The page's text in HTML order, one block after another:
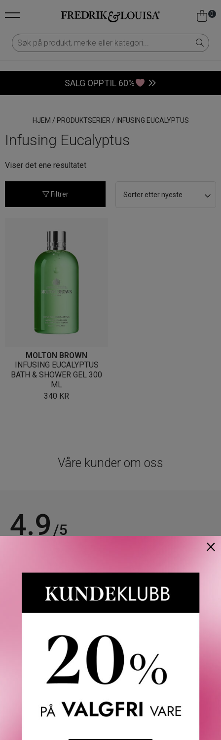
0
SALG OPPTIL 60%
HJEM / PRODUKTSERIER / INFUSING EUCALYPTUS
Infusing Eucalyptus
Viser det ene resultatet
Filtrer
MOLTON BROWN
INFUSING EUCALYPTUS
BATH & SHOWER GEL 300
ML
340 KR
Våre kunder om oss
4.9 /5
Verifisert kunde
×